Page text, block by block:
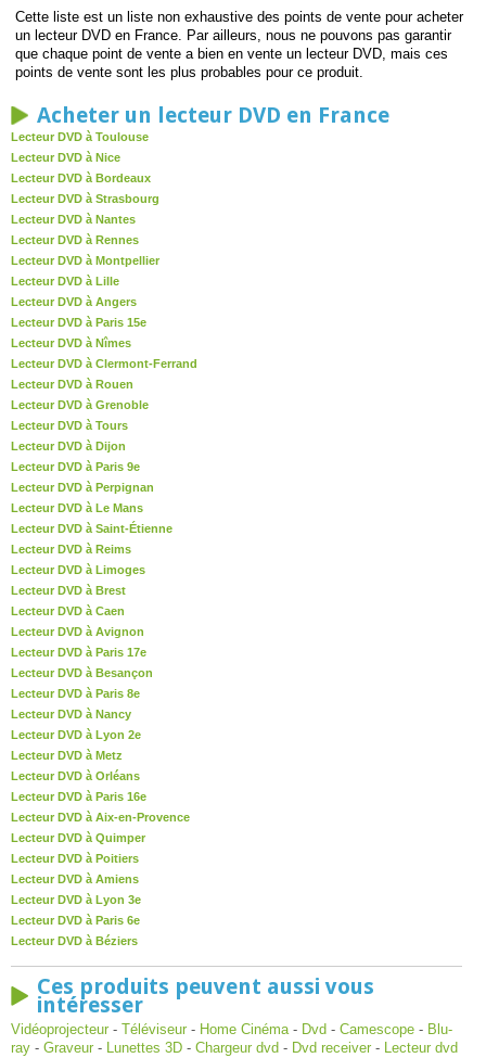
Cette liste est un liste non exhaustive des points de vente pour acheter
un lecteur DVD en France. Par ailleurs, nous ne pouvons pas garantir
que chaque point de vente a bien en vente un lecteur DVD, mais ces
points de vente sont les plus probables pour ce produit.
Acheter un lecteur DVD en France
Lecteur DVD à Toulouse
Lecteur DVD à Nice
Lecteur DVD à Bordeaux
Lecteur DVD à Strasbourg
Lecteur DVD à Nantes
Lecteur DVD à Rennes
Lecteur DVD à Montpellier
Lecteur DVD à Lille
Lecteur DVD à Angers
Lecteur DVD à Paris 15e
Lecteur DVD à Nîmes
Lecteur DVD à Clermont-Ferrand
Lecteur DVD à Rouen
Lecteur DVD à Grenoble
Lecteur DVD à Tours
Lecteur DVD à Dijon
Lecteur DVD à Paris 9e
Lecteur DVD à Perpignan
Lecteur DVD à Le Mans
Lecteur DVD à Saint-Étienne
Lecteur DVD à Reims
Lecteur DVD à Limoges
Lecteur DVD à Brest
Lecteur DVD à Caen
Lecteur DVD à Avignon
Lecteur DVD à Paris 17e
Lecteur DVD à Besançon
Lecteur DVD à Paris 8e
Lecteur DVD à Nancy
Lecteur DVD à Lyon 2e
Lecteur DVD à Metz
Lecteur DVD à Orléans
Lecteur DVD à Paris 16e
Lecteur DVD à Aix-en-Provence
Lecteur DVD à Quimper
Lecteur DVD à Poitiers
Lecteur DVD à Amiens
Lecteur DVD à Lyon 3e
Lecteur DVD à Paris 6e
Lecteur DVD à Béziers
Ces produits peuvent aussi vous
intéresser
Vidéoprojecteur - Téléviseur - Home Cinéma- Dvd - Camescope - Blu-
ray - Graveur - Lunettes 3D - Chargeur dvd - Dvd receiver - Lecteur dvd